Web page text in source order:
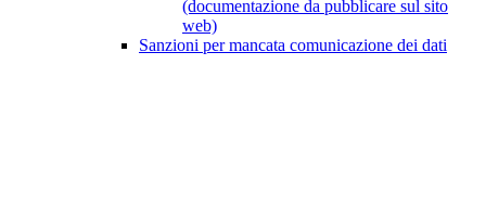
(documentazione da pubblicare sul sito
web)
Sanzioni per mancata comunicazione dei dati